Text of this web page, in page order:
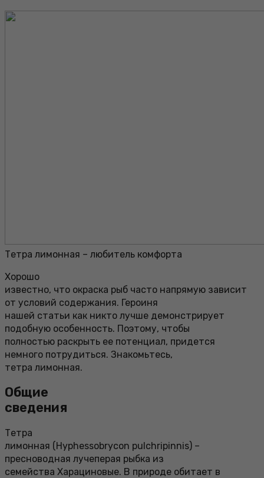
Тетра лимонная – любитель комфорта
Хорошо
известно, что окраска рыб часто напрямую зависит
от условий содержания. Героиня
нашей статьи как никто лучше демонстрирует
подобную особенность. Поэтому, чтобы
полностью раскрыть ее потенциал, придется
немного потрудиться. Знакомьтесь,
тетра лимонная.
Общие
сведения
Тетра
лимонная (Hyphessobrycon pulchripinnis) –
пресноводная лучеперая рыбка из
семейства Харациновые. В природе обитает в